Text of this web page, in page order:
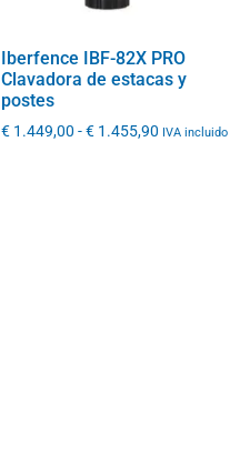
Iberfence IBF-82X PRO
Clavadora de estacas y
postes
€1.449,00 - €1.455,90 IVA incluido